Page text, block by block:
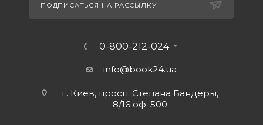
ПОДПИСАТЬСЯ НА РАССЫЛКУ
0-800-212-024
info@book24.ua
г. Киев, просп. Степана Бандеры,
8/16 оф. 500